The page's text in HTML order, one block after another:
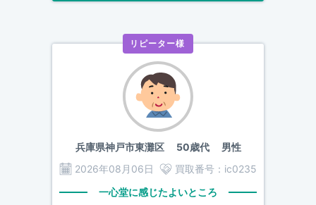
リピーター様
兵庫県神戸市東灘区50歳代 男性
2026年08月06日
買取番号： ic0235
一心堂に感じたよいところ